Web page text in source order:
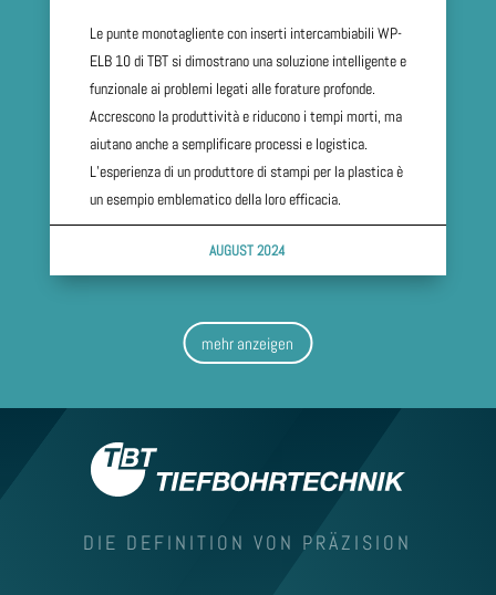
Le punte monotagliente con inserti intercambiabili WP-
ELB 10 di TBT si dimostrano una soluzione intelligente e
funzionale ai problemi legati alle forature profonde.
Accrescono la produttività e riducono i tempi morti, ma
aiutano anche a semplificare processi e logistica.
L’esperienza di un produttore di stampi per la plastica è
un esempio emblematico della loro efficacia.
AUGUST 2024
mehr anzeigen
DIE DEFINITION VON PRÄZISION